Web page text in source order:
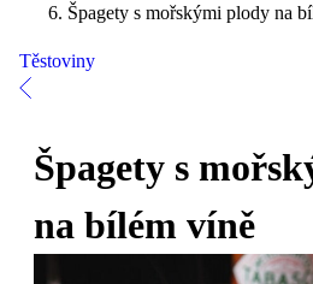
Špagety s mořskými plody na
Těstoviny
Špagety s
na bílém víně